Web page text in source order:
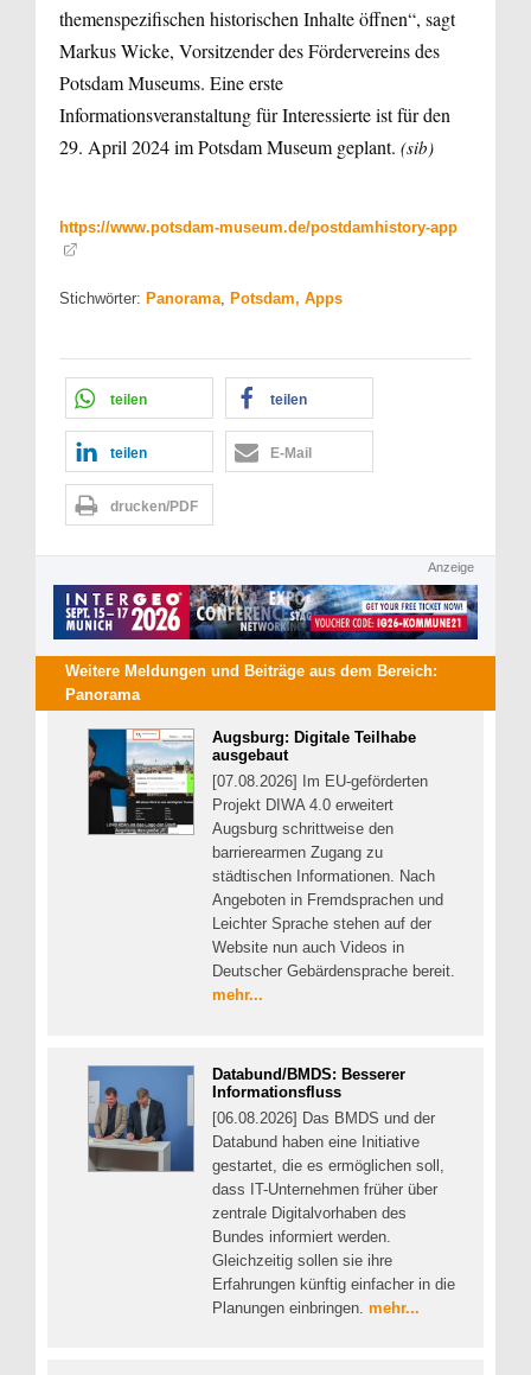
themenspezifischen historischen Inhalte öffnen“, sagt
Markus Wicke, Vorsitzender des Fördervereins des
Potsdam Museums. Eine erste
Informationsveranstaltung für Interessierte ist für den
29. April 2024 im Potsdam Museum geplant. (sib)
https://www.potsdam-museum.de/postdamhistory-app
Stichwörter: Panorama Potsdam, Apps
teilen teilen
teilen E-Mail
drucken/PDF
Anzeige
Weitere Meldungen und Beiträge aus dem Bereich:
Panorama
Augsburg: Digitale Teilhabe
ausgebaut
[07.08.2026] Im EU-geförderten
Projekt DIWA 4.0 erweitert
Augsburg schrittweise den
barrierearmen Zugang zu
städtischen Informationen. Nach
Angeboten in Fremdsprachen und
Leichter Sprache stehen auf der
Website nun auch Videos in
Deutscher Gebärdensprache bereit.
mehr...
Databund/BMDS: Besserer
Informationsfluss
[06.08.2026] Das BMDS und der
Databund haben eine Initiative
gestartet, die es ermöglichen soll,
dass IT-Unternehmen früher über
zentrale Digitalvorhaben des
Bundes informiert werden.
Gleichzeitig sollen sie ihre
Erfahrungen künftig einfacher in die
Planungen einbringen. mehr...